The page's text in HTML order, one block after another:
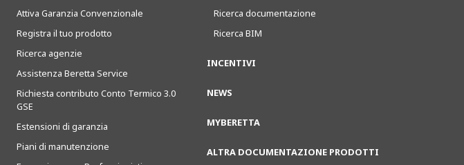
Attiva Garanzia Convenzionale
Registra il tuo prodotto
Ricerca agenzie
Assistenza Beretta Service
Richiesta contributo Conto Termico 3.0
GSE
Estensioni di garanzia
Piani di manutenzione
Ricerca documentazione
Ricerca BIM
INCENTIVI
NEWS
MYBERETTA
ALTRA DOCUMENTAZIONE PRODOTTI